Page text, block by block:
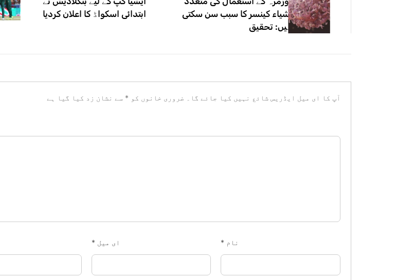
اشیاء کینسر کا سبب سن سکتی
ہیں: تحقیق
ابتدائی اسکواڈ کا اعلان کردیا
آپ کا ای میل ایڈریس شائع نہیں کیا جائے گا۔ ضروری خانوں کو * سے نشان زد کیا گیا ہے
نام * ای میل *